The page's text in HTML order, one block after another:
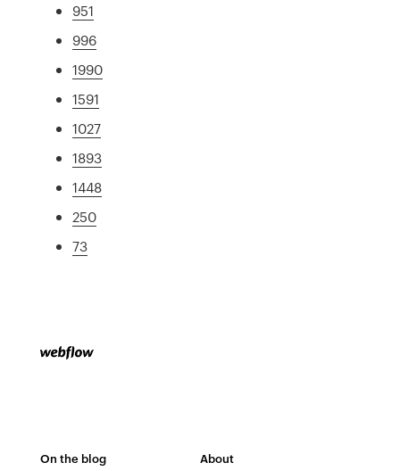
951
996
1990
1591
1027
1893
1448
250
73
On the blog About